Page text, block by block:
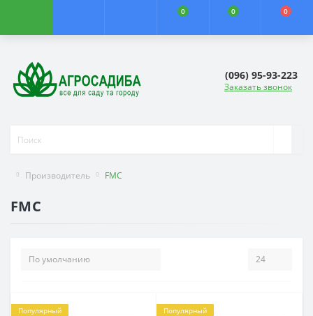
0 0 0
(096) 95-93-223
Заказать звонок
Производитель FMC
FMC
Популярный Популярный